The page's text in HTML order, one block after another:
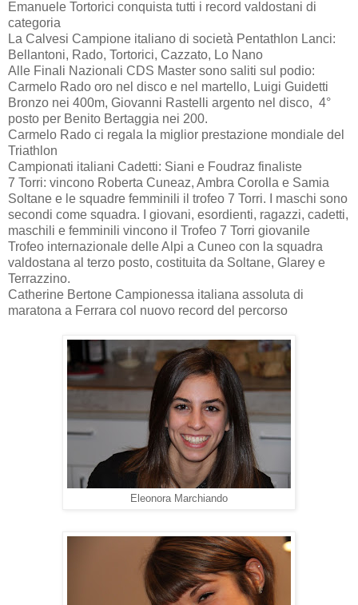
Emanuele Tortorici conquista tutti i record valdostani di
categoria
La Calvesi Campione italiano di società Pentathlon Lanci:
Bellantoni, Rado, Tortorici, Cazzato, Lo Nano
Alle Finali Nazionali CDS Master sono saliti sul podio:
Carmelo Rado oro nel disco e nel martello, Luigi Guidetti
Bronzo nei 400m, Giovanni Rastelli argento nel disco, 4°
posto per Benito Bertaggia nei 200.
Carmelo Rado ci regala la miglior prestazione mondiale del
Triathlon
Campionati italiani Cadetti: Siani e Foudraz finaliste
7 Torri: vincono Roberta Cuneaz, Ambra Corolla e Samia
Soltane e le squadre femminili il trofeo 7 Torri. I maschi sono
secondi come squadra. I giovani, esordienti, ragazzi, cadetti,
maschili e femminili vincono il Trofeo 7 Torri giovanile
Trofeo internazionale delle Alpi a Cuneo con la squadra
valdostana al terzo posto, costituita da Soltane, Glarey e
Terrazzino.
Catherine Bertone Campionessa italiana assoluta di
maratona a Ferrara col nuovo record del percorso
Eleonora Marchiando